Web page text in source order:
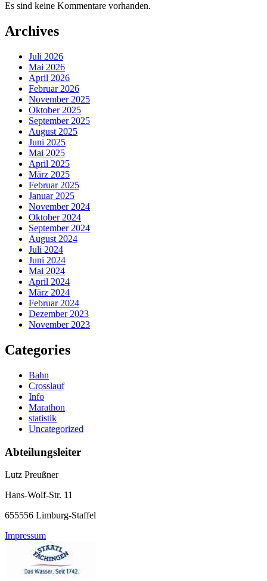
Es sind keine Kommentare vorhanden.
Archives
Juli 2026
Mai 2026
April 2026
Februar 2026
November 2025
Oktober 2025
September 2025
August 2025
Juni 2025
Mai 2025
April 2025
März 2025
Februar 2025
Januar 2025
November 2024
Oktober 2024
September 2024
August 2024
Juli 2024
Juni 2024
Mai 2024
April 2024
März 2024
Februar 2024
Dezember 2023
November 2023
Categories
Bahn
Crosslauf
Info
Marathon
statistik
Uncategorized
Abteilungsleiter
Lutz Preußner
Hans-Wolf-Str. 11
655556 Limburg-Staffel
Impressum